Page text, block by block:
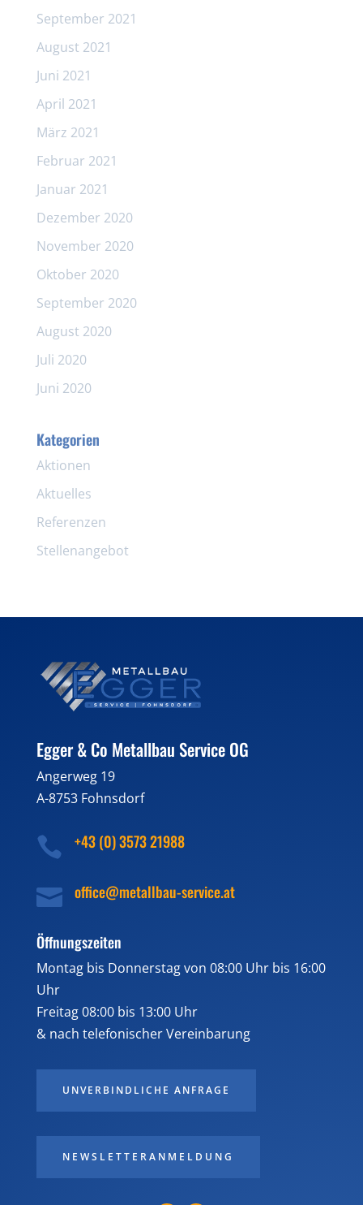
September 2021
August 2021
Juni 2021
April 2021
März 2021
Februar 2021
Januar 2021
Dezember 2020
November 2020
Oktober 2020
September 2020
August 2020
Juli 2020
Juni 2020
Kategorien
Aktionen
Aktuelles
Referenzen
Stellenangebot
Egger & Co Metallbau Service OG
Angerweg 19
A-8753 Fohnsdorf
 +43 (0) 3573 21988
 office@metallbau-service.at
Öffnungszeiten
Montag bis Donnerstag von 08:00 Uhr bis 16:00
Uhr
Freitag 08:00 bis 13:00 Uhr
& nach telefonischer Vereinbarung
UNVERBINDLICHE ANFRAGE
NEWSLETTERANMELDUNG